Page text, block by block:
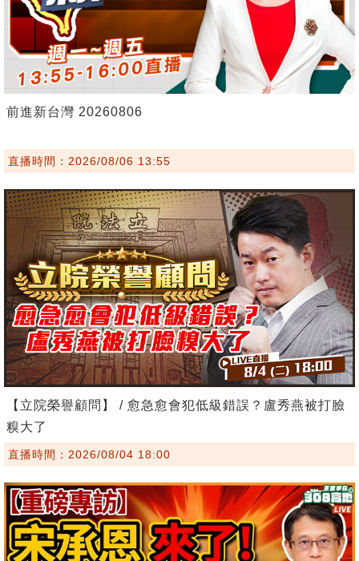
前進新台灣 20260806
直播時間：2026/08/06 13:55
【立院榮譽顧問】 / 愈急愈會犯低級錯誤？盧秀燕被打臉
糗大了
直播時間：2026/08/04 18:00